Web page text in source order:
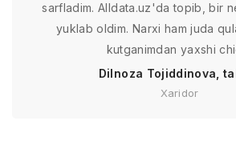
sarfladim. Alldata.uz'da topib, bir
yuklab oldim. Narxi ham juda
kutganimdan yaxshi
Dilnoza Tojiddinova,
Xaridor